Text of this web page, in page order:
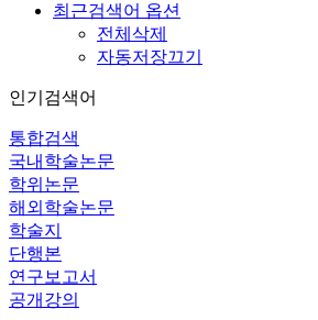
최근검색어 옵션
전체삭제
자동저장끄기
인기검색어
통합검색
국내학술논문
학위논문
해외학술논문
학술지
단행본
연구보고서
공개강의